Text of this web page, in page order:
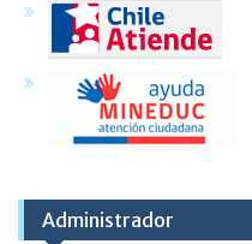
Administrador